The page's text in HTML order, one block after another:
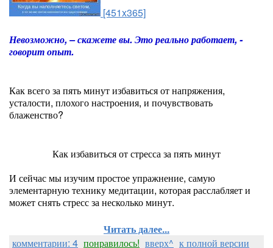
[451x365]
Невозможно, – скажете вы. Это реально работает, -
говорит опыт.
Как всего за пять минут избавиться от напряжения,
усталости, плохого настроения, и почувствовать
блаженство?
Как избавиться от стресса за пять минут
И сейчас мы изучим простое упражнение, самую
элементарную технику медитации, которая расслабляет и
может снять стресс за несколько минут.
Читать далее...
комментарии: 4 понравилось! вверх^ к полной версии